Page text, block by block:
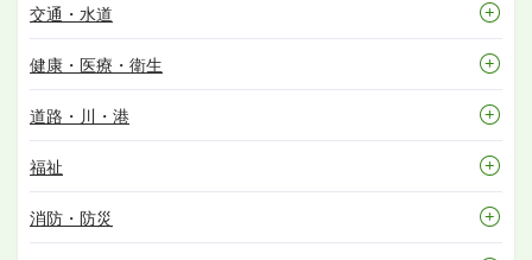
交通・水道
健康・医療・衛生
道路・川・港
福祉
消防・防災